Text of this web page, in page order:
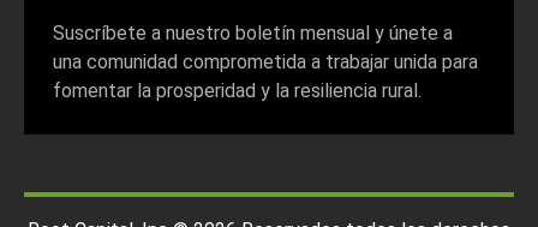
Suscríbete a nuestro boletín mensual y únete a
una comunidad comprometida a trabajar unida para
fomentar la prosperidad y la resiliencia rural.